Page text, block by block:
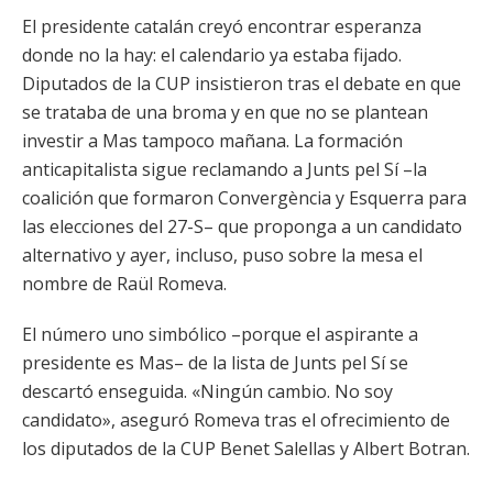
El presidente catalán creyó encontrar esperanza
donde no la hay: el calendario ya estaba fijado.
Diputados de la CUP insistieron tras el debate en que
se trataba de una broma y en que no se plantean
investir a Mas tampoco mañana. La formación
anticapitalista sigue reclamando a Junts pel Sí –la
coalición que formaron Convergència y Esquerra para
las elecciones del 27-S– que proponga a un candidato
alternativo y ayer, incluso, puso sobre la mesa el
nombre de Raül Romeva.
El número uno simbólico –porque el aspirante a
presidente es Mas– de la lista de Junts pel Sí se
descartó enseguida. «Ningún cambio. No soy
candidato», aseguró Romeva tras el ofrecimiento de
los diputados de la CUP Benet Salellas y Albert Botran.